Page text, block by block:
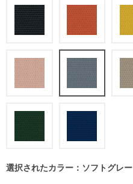
選択されたカラー：ソフトグレー